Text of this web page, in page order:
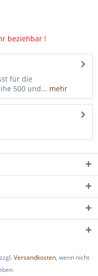
beziehbar !
für die
500 und... mehr
Versandkosten, wenn nicht